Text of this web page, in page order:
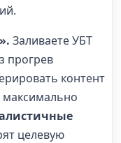
Заливаете УБТ
прогрев
контент
максимально
целевую